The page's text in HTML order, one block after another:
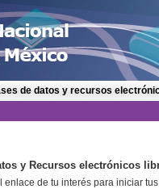
de datos y recursos
y Recursos electrónicos
enlace de tu interés para iniciar